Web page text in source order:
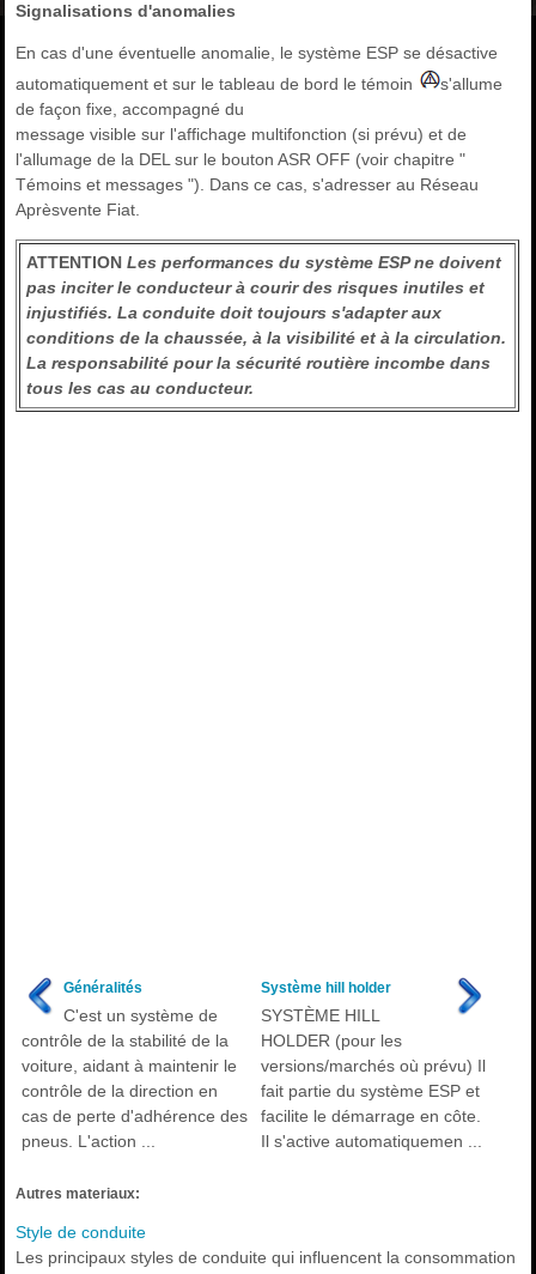
Signalisations d'anomalies
En cas d'une éventuelle anomalie, le système ESP se désactive
automatiquement et sur le tableau de bord le témoin
s'allume
de façon fixe, accompagné du
message visible sur l'affichage multifonction (si prévu) et de
l'allumage de la DEL sur le bouton ASR OFF (voir chapitre "
Témoins et messages "). Dans ce cas, s'adresser au Réseau
Aprèsvente Fiat.
ATTENTIONLes performances du système ESP ne doivent
pas inciter le conducteur à courir des risques inutiles et
injustifiés. La conduite doit toujours s'adapter aux
conditions de la chaussée, à la visibilité et à la circulation.
La responsabilité pour la sécurité routière incombe dans
tous les cas au conducteur.
Généralités
C'est un système de
contrôle de la stabilité de la
voiture, aidant à maintenir le
contrôle de la direction en
cas de perte d'adhérence des
pneus. L'action ...
Système hill holder
SYSTÈME HILL
HOLDER (pour les
versions/marchés où prévu) Il
fait partie du système ESP et
facilite le démarrage en côte.
Il s'active automatiquemen ...
Autres materiaux:
Style de conduite
Les principaux styles de conduite qui influencent la consommation